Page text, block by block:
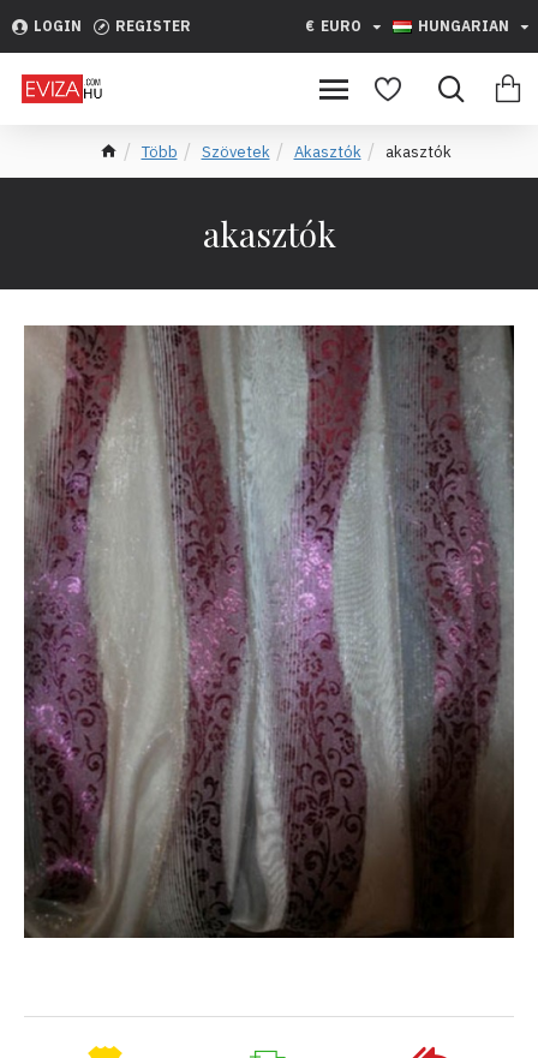
LOGIN REGISTER € EURO HUNGARIAN
Több Szövetek Akasztók akasztók
akasztók